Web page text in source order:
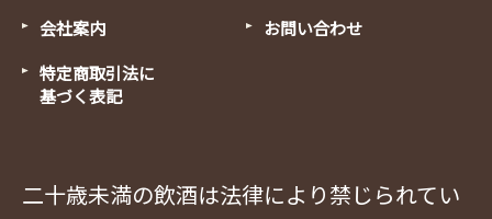
会社案内
お問い合わせ
特定商取引法に
基づく表記
二十歳未満の飲酒は法律により禁じられてい